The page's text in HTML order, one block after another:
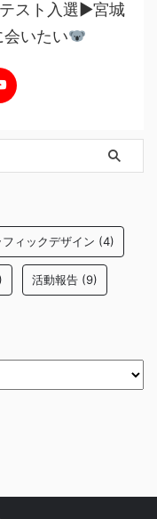
スト入選▶︎宮城
いたい
フィックデザイン (4)
活動報告 (9)